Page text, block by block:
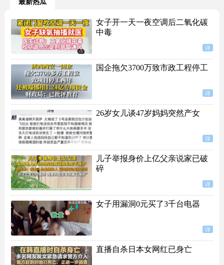
最新热瓜
女子开一天一夜空调后二氧化碳
中毒
详
国企拖欠3700万致市政工程停工
详
26岁女儿谈47岁妈妈突然产女
详
儿子举报身价上亿父亲说家已破
碎
详
女子用漏洞0元买了3千台电器
详
直播自杀日本女网红已身亡